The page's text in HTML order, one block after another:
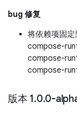
bug 修复
将依赖项固
compose-
compose-
compose-
版本 1.0.0-